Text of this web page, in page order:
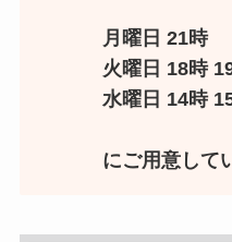
月曜日 21時
火曜日 18時
水曜日 14時
にご用意して